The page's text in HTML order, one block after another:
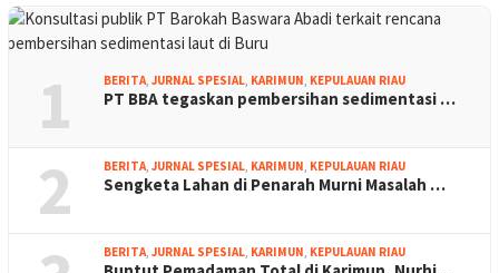
1 BERITA, JURNAL SPESIAL, KARIMUN, KEPULAUAN RIAU
PT BBA tegaskan pembersihan sedimentasi …
2 BERITA, JURNAL SPESIAL, KARIMUN, KEPULAUAN RIAU
Sengketa Lahan di Penarah Murni Masalah …
BERITA, JURNAL SPESIAL, KARIMUN, KEPULAUAN RIAU